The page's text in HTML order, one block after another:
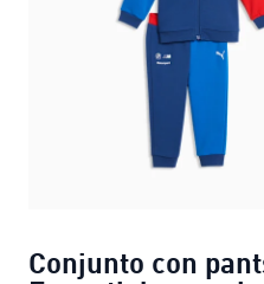
Conjunto con